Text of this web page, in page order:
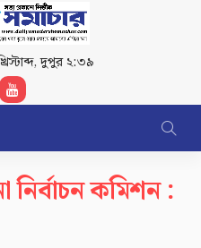
,দুপুর ২:৩৯
কমিশন :